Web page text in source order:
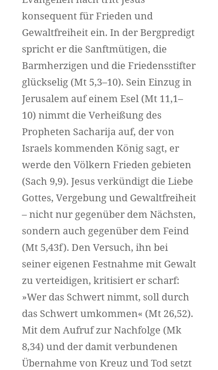
konsequent für Frieden und
Gewaltfreiheit ein. In der Bergpredigt
spricht er die Sanftmütigen, die
Barmherzigen und die Friedensstifter
glückselig (Mt 5,3–10). Sein Einzug in
Jerusalem auf einem Esel (Mt 11,1–
10) nimmt die Verheißung des
Propheten Sacharija auf, der von
Israels kommenden König sagt, er
werde den Völkern Frieden gebieten
(Sach 9,9). Jesus verkündigt die Liebe
Gottes, Vergebung und Gewaltfreiheit
– nicht nur gegenüber dem Nächsten,
sondern auch gegenüber dem Feind
(Mt 5,43f). Den Versuch, ihn bei
seiner eigenen Festnahme mit Gewalt
zu verteidigen, kritisiert er scharf:
»Wer das Schwert nimmt, soll durch
das Schwert umkommen« (Mt 26,52).
Mit dem Aufruf zur Nachfolge (Mk
8,34) und der damit verbundenen
Übernahme von Kreuz und Tod setzt